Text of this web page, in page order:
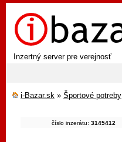
Inzertný server pre verejnosť
i-Bazar.sk » Športové potreby
číslo inzerátu: 3145412